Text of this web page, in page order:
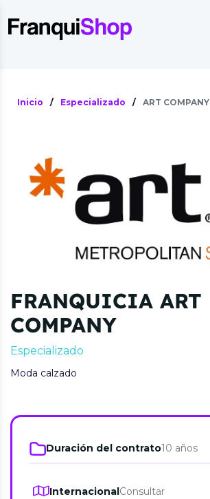
Inicio / Especializado / ART COMPANY
FRANQUICIA ART
COMPANY
Especializado
Moda calzado
Duración del contrato10 años
Internacional Consultar